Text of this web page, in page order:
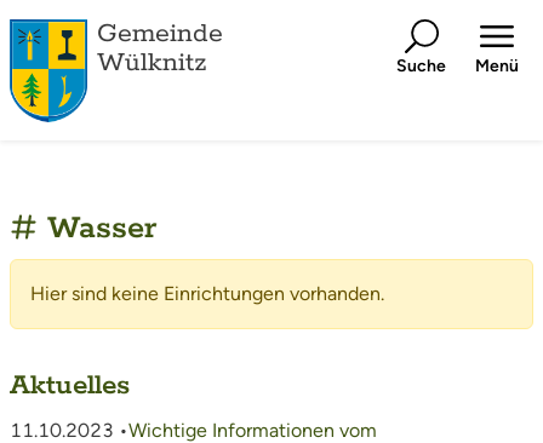
Gemeinde
Wülknitz
Suche Menü
Wasser
Hier sind keine Einrichtungen vorhanden.
Aktuelles
11.10.2023 •Wichtige Informationen vom